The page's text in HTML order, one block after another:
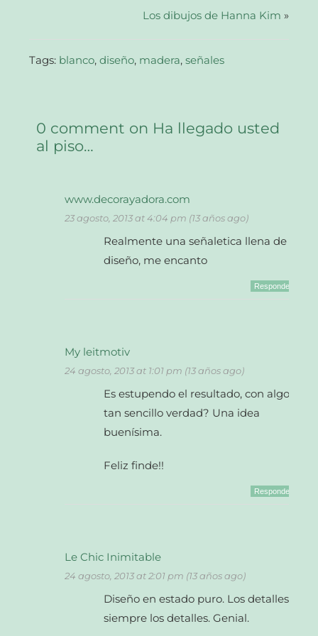
ventana
Los dibujos de Hanna Kim »
Tags: blanco,diseño, madera,señales
0 comment on Ha llegado usted
al piso…
www.decorayadora.com
23 agosto, 2013 at 4:04 pm (13 años ago)
Realmente una señaletica llena de
diseño, me encanto
Responder
My leitmotiv
24 agosto, 2013 at 1:01 pm (13 años ago)
Es estupendo el resultado, con algo
tan sencillo verdad? Una idea
buenísima.
Feliz finde!!
Responder
Le Chic Inimitable
24 agosto, 2013 at 2:01 pm (13 años ago)
Diseño en estado puro. Los detalles,
siempre los detalles. Genial.